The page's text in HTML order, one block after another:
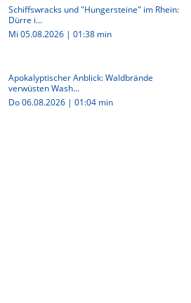
Schiffswracks und "Hungersteine" im Rhein:
Dürre i...
Mi 05.08.2026 | 01:38 min
Apokalyptischer Anblick: Waldbrände
verwüsten Wash...
Do 06.08.2026 | 01:04 min